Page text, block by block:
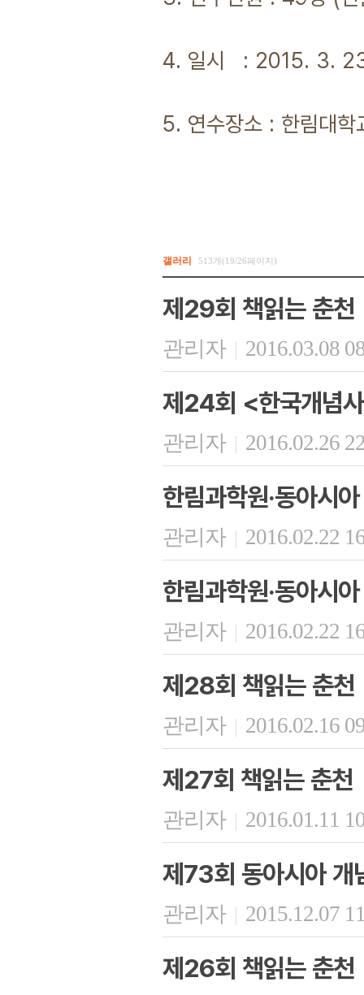
4. 일시 : 2015. 3.
5. 연수장소 : 한림대학
갤러리 513개(19/26페이지)
제29회 책읽는 춘천
관리자 | 2016.03.08
제24회 <한국개념
관리자 | 2016.02.26
한림과학원·동아시
관리자 | 2016.02.22
한림과학원·동아시
관리자 | 2016.02.22
제28회 책읽는 춘천
관리자 | 2016.02.16
제27회 책읽는 춘천
관리자 | 2016.01.11
제73회 동아시아 개
관리자 | 2015.12.07
제26회 책읽는 춘천